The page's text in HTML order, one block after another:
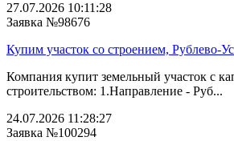
27.07.2026 10:11:28
Заявка №98676
Купим участок со строением, Рублево-
Компания купит земельный участок с
строительством: 1.Направление - Руб...
24.07.2026 11:28:27
Заявка №100294